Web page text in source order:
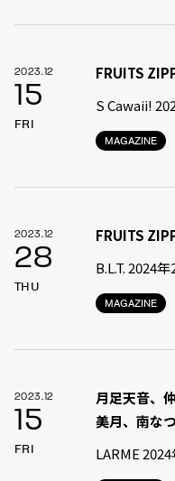
2023.12
15
FRI
MAGAZINE
FRUITS
S Cawaii!
2023.12
28
THU
MAGAZINE
FRUITS
B.L.T. 2024
2023.12
15
FRI
月足天音、
美月、南な
LARME